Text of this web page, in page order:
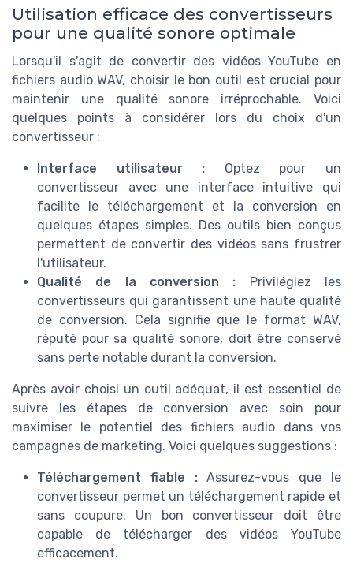
Utilisation efficace des convertisseurs
pour une qualité sonore optimale
Lorsqu'il s'agit de convertir des vidéos YouTube en
fichiers audio WAV, choisir le bon outil est crucial pour
maintenir une qualité sonore irréprochable. Voici
quelques points à considérer lors du choix d'un
convertisseur :
Interface utilisateur : Optez pour un
convertisseur avec une interface intuitive qui
facilite le téléchargement et la conversion en
quelques étapes simples. Des outils bien conçus
permettent de convertir des vidéos sans frustrer
l'utilisateur.
Qualité de la conversion : Privilégiez les
convertisseurs qui garantissent une haute qualité
de conversion. Cela signifie que le format WAV,
réputé pour sa qualité sonore, doit être conservé
sans perte notable durant la conversion.
Après avoir choisi un outil adéquat, il est essentiel de
suivre les étapes de conversion avec soin pour
maximiser le potentiel des fichiers audio dans vos
campagnes de marketing. Voici quelques suggestions :
Téléchargement fiable :Assurez-vous que le
convertisseur permet un téléchargement rapide et
sans coupure. Un bon convertisseur doit être
capable de télécharger des vidéos YouTube
efficacement.